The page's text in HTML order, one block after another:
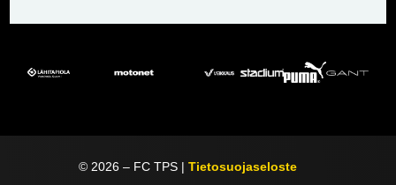
© 2026 – FC TPS |Tietosuojaseloste